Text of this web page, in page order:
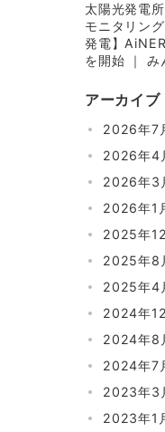
太陽光発電
モニタリン
発電】
を開始 ｜ み
アーカイブ
2026年7
2026年4
2026年3
2026年1
2025年
2025年8
2025年4
2024年
2024年8
2024年7
2023年3
2023年1